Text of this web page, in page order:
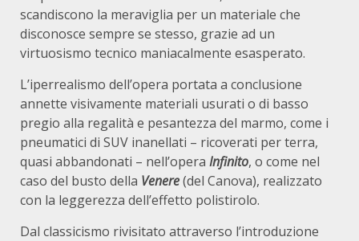
scandiscono la meraviglia per un materiale che
disconosce sempre se stesso, grazie ad un
virtuosismo tecnico maniacalmente esasperato.
L’iperrealismo dell’opera portata a conclusione
annette visivamente materiali usurati o di basso
pregio alla regalità e pesantezza del marmo, come i
pneumatici di SUV inanellati – ricoverati per terra,
quasi abbandonati – nell’opera Infinito, o come nel
caso del busto della Venere(del Canova), realizzato
con la leggerezza dell’effetto polistirolo.
Dal classicismo rivisitato attraverso l’introduzione